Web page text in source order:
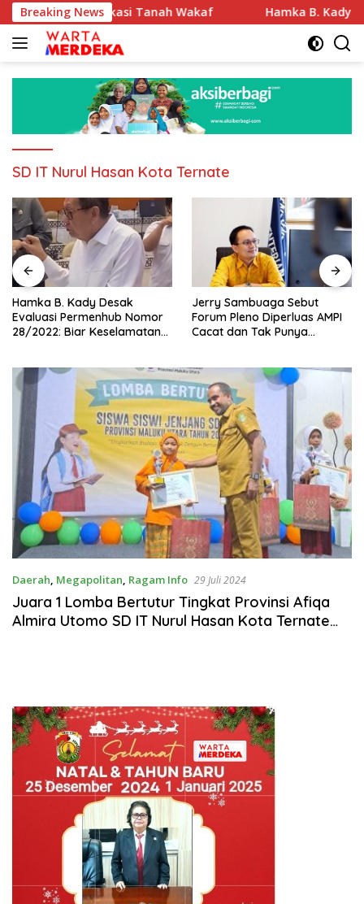
Langsung
ke
konten
Breaking News
Sertifikasi Tanah Wakaf Hamka B. Kady Desak
SD IT Nurul Hasan Kota Ternate
Hamka B. Kady Desak
Evaluasi Permenhub Nomor
28/2022: Biar Keselamatan
SPB
Jerry Sambuaga Sebut
Forum Pleno Diperluas AMPI
Cacat dan Tak Punya
Daerah, Megapolitan, Ragam Info 29 Juli 2024
Juara 1 Lomba Bertutur Tingkat Provinsi Afiqa
Almira Utomo SD IT Nurul Hasan Kota Ternate